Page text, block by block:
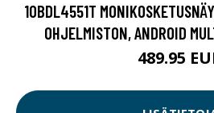
10BDL4551T
OHJELMISTON, ANDROID
489.95